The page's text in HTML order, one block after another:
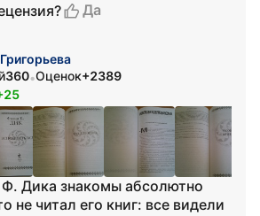
Да
360•Оценок+2389
Дика знакомы абсолютно
не читал его книг: все видели